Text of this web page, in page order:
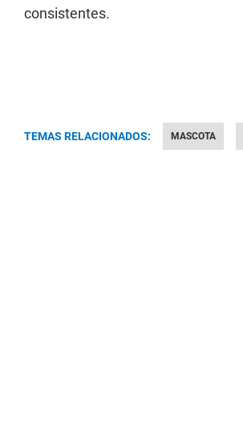
consistentes.
TEMAS RELACIONADOS: MASCOTA